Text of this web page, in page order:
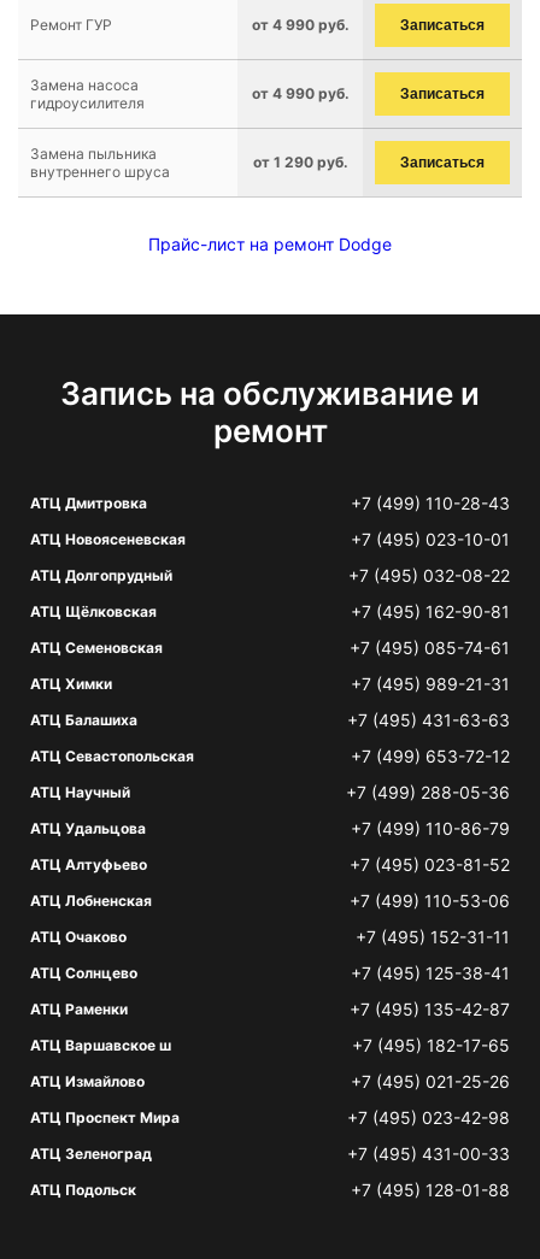
Ремонт ГУР от 4 990 руб. Записаться
Замена насоса
гидроусилителя
от 4 990 руб. Записаться
Замена пыльника
внутреннего шруса
от 1 290 руб. Записаться
Прайс-лист на ремонт Dodge
Запись на обслуживание и
ремонт
АТЦ Дмитровка +7 (499) 110-28-43
АТЦ Новоясеневская +7 (495) 023-10-01
АТЦ Долгопрудный +7 (495) 032-08-22
АТЦ Щёлковская +7 (495) 162-90-81
АТЦ Семеновская +7 (495) 085-74-61
АТЦ Химки +7 (495) 989-21-31
АТЦ Балашиха +7 (495) 431-63-63
АТЦ Севастопольская +7 (499) 653-72-12
АТЦ Научный +7 (499) 288-05-36
АТЦ Удальцова +7 (499) 110-86-79
АТЦ Алтуфьево +7 (495) 023-81-52
АТЦ Лобненская +7 (499) 110-53-06
АТЦ Очаково +7 (495) 152-31-11
АТЦ Солнцево +7 (495) 125-38-41
АТЦ Раменки +7 (495) 135-42-87
АТЦ Варшавское ш +7 (495) 182-17-65
АТЦ Измайлово +7 (495) 021-25-26
АТЦ Проспект Мира +7 (495) 023-42-98
АТЦ Зеленоград +7 (495) 431-00-33
АТЦ Подольск +7 (495) 128-01-88